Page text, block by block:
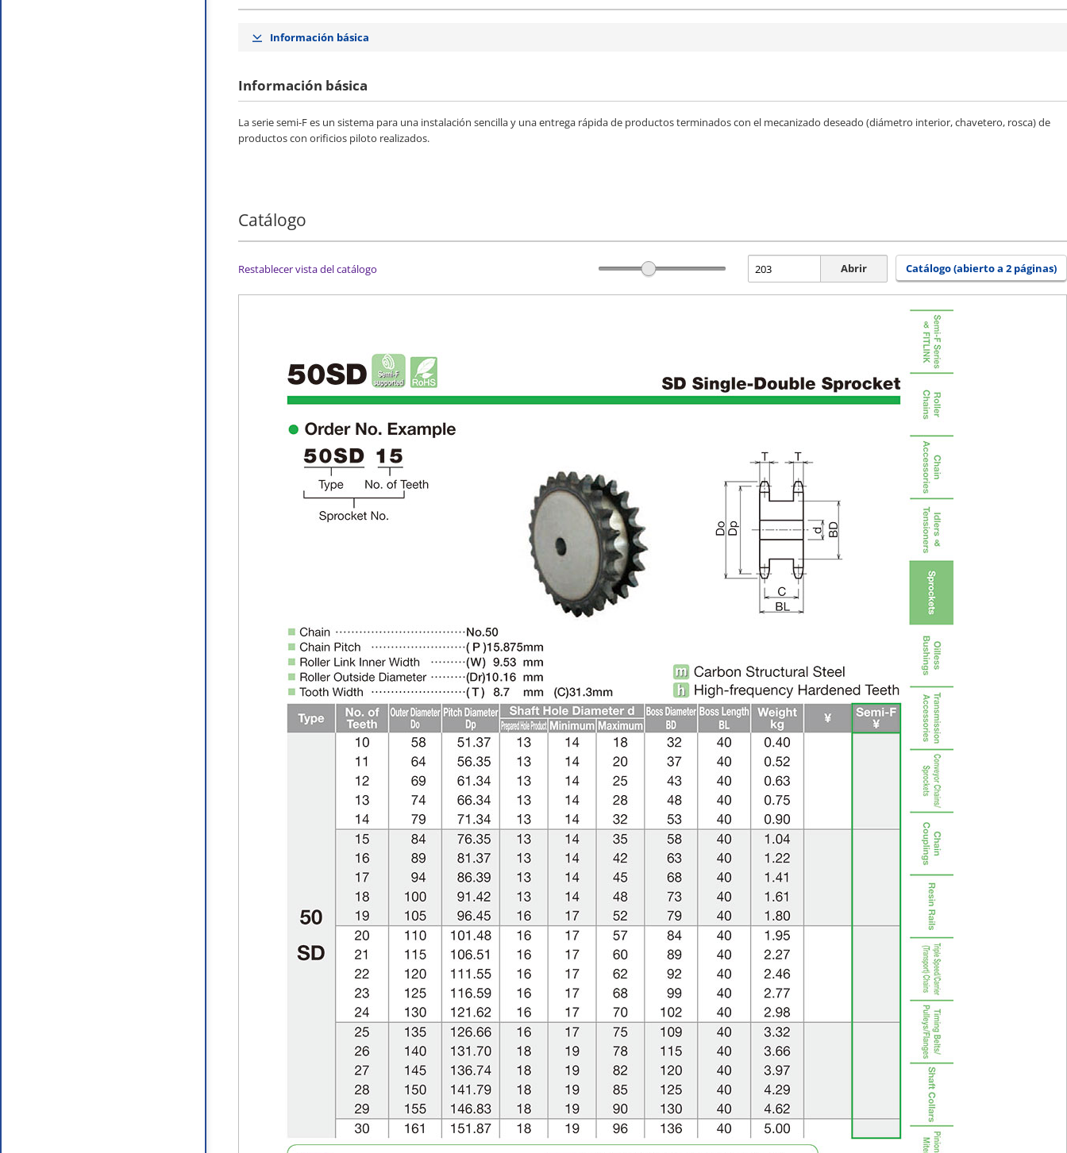
Información básica
Información básica
La serie semi-F es un sistema para una instalación sencilla y una entrega rápida de productos terminados con el mecanizado deseado (diámetro interior, chavetero, rosca) de
productos con orificios piloto realizados.
Catálogo
Restablecer vista del catálogo Abrir Catálogo (abierto a 2 páginas)